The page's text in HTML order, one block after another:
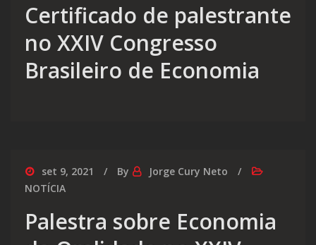
Certificado de palestrante
no XXIV Congresso
Brasileiro de Economia
set 9, 2021 By
Jorge Cury Neto
NOTÍCIA
Palestra sobre Economia